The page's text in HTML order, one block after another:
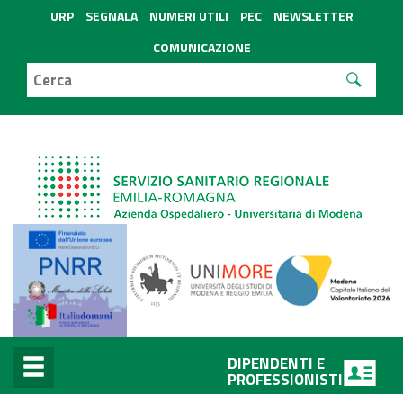
URP SEGNALA NUMERI UTILI PEC
NEWSLETTER
COMUNICAZIONE
DIPENDENTI E
PROFESSIONISTI